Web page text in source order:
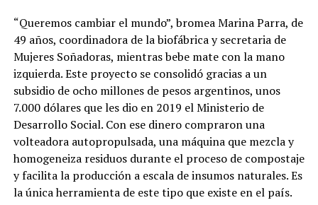
“Queremos cambiar el mundo”, bromea Marina Parra, de
49 años, coordinadora de la biofábrica y secretaria de
Mujeres Soñadoras, mientras bebe mate con la mano
izquierda. Este proyecto se consolidó gracias a un
subsidio de ocho millones de pesos argentinos, unos
7.000 dólares que les dio en 2019 el Ministerio de
Desarrollo Social. Con ese dinero compraron una
volteadora autopropulsada, una máquina que mezcla y
homogeneiza residuos durante el proceso de compostaje
y facilita la producción a escala de insumos naturales. Es
la única herramienta de este tipo que existe en el país.